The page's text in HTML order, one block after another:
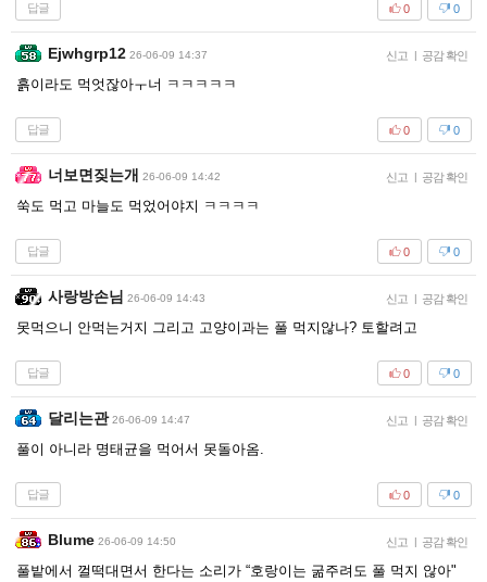
답글 0
0
Ejwhgrp12 26-06-09 14:37 신고 공감 확인
흙이라도 먹엇잖아ㅜ너 ㅋㅋㅋㅋㅋ
답글 0
0
너보면짖는개 26-06-09 14:42 신고 공감 확인
쑥도 먹고 마늘도 먹었어야지 ㅋㅋㅋㅋ
답글 0
0
사랑방손님 26-06-09 14:43 신고 공감 확인
못먹으니 안먹는거지 그리고 고양이과는 풀 먹지않나? 토할려고
답글 0
0
달리는관 26-06-09 14:47 신고 공감 확인
풀이 아니라 명태균을 먹어서 못돌아옴.
답글 0
0
Blume 26-06-09 14:50 신고 공감 확인
풀밭에서 껄떡대면서 한다는 소리가 “호랑이는 굶주려도 풀 먹지 않아"